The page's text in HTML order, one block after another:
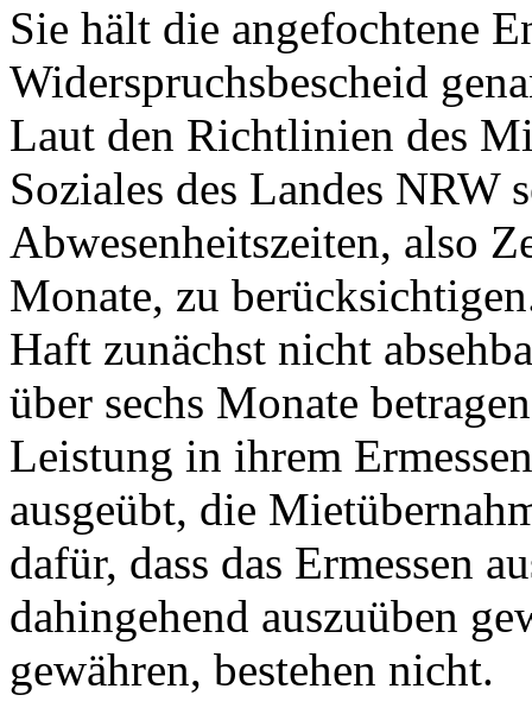
Sie hält die angefochtene
Widerspruchsbescheid
Laut den Richtlinien des
Soziales des Landes NRW
Abwesenheitszeiten, also
Monate, zu
Haft zunächst nicht
über sechs Monate
Leistung in ihrem
ausgeübt, die
dafür, dass das Ermessen
dahingehend auszuüben
gewähren, bestehen nicht.